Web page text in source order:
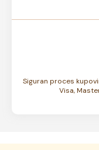
Siguran proces
Visa,